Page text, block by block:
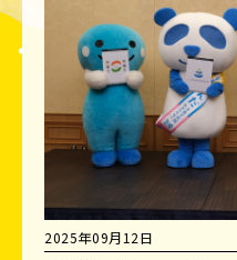
2025年09月12日